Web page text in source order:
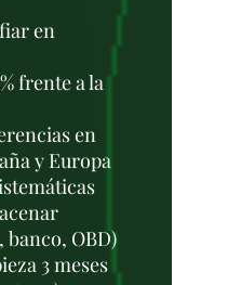
en
frente a la
en
y Europa
OBD)
3 meses